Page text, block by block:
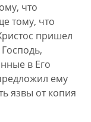
что
тому, что
пришел
в Его
ему
язвы от копия